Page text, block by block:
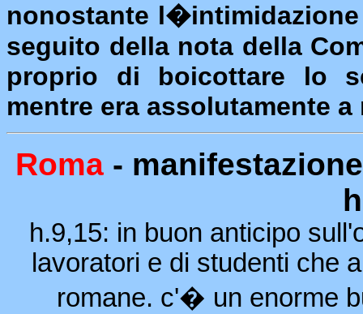
nonostante
seguito della nota della
proprio di boicottare lo
mentre era assolutamente
Roma -
h.9,15: in buon anticipo
lavoratori e di studenti che
romane. c'� un enorme